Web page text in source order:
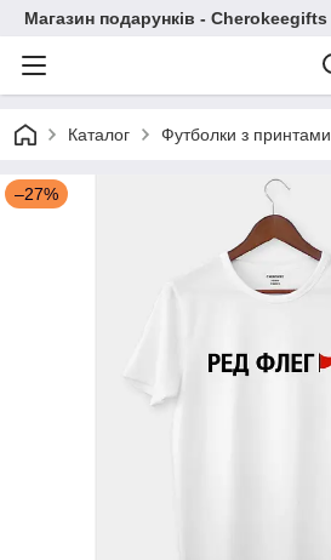
Магазин подарунків - Cherokeegifts
Каталог Футболки з принтами
–27%